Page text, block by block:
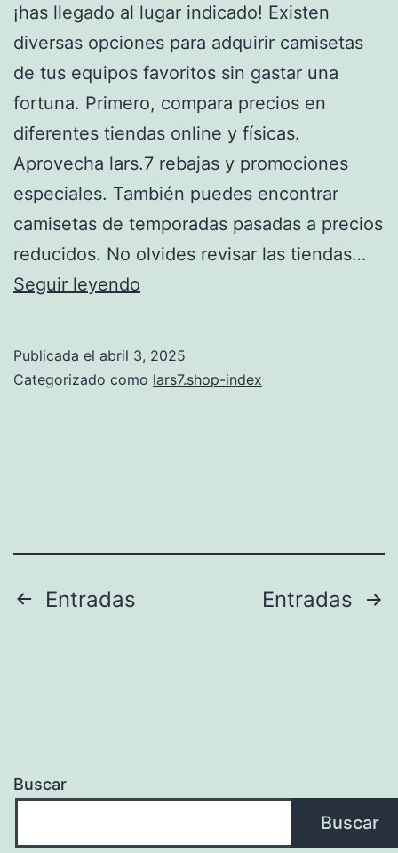
¡has llegado al lugar indicado! Existen
diversas opciones para adquirir camisetas
de tus equipos favoritos sin gastar una
fortuna. Primero, compara precios en
diferentes tiendas online y físicas.
Aprovecha lars.7 rebajas y promociones
especiales. También puedes encontrar
camisetas de temporadas pasadas a precios
reducidos. No olvides revisar las tiendas…
Seguir leyendo
Publicada el abril 3, 2025
Categorizado como lars7.shop-index
Paginación
Entradas Entradas
Buscar
Buscar